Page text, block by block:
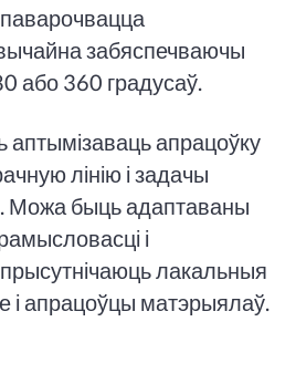
забяспечваючы
або 360 градусаў.
апрацоўку
лінію і задачы
Можа быць адаптаваны
і
лакальныя
і апрацоўцы матэрыялаў.